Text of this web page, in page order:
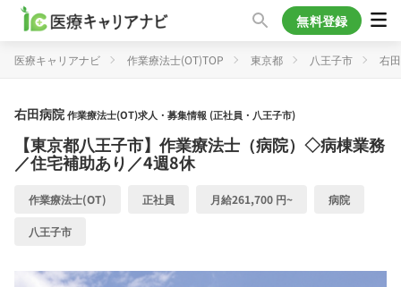
無料登録
医療キャリアナビ 作業療法士(OT)TOP 東京都 八王子市 右
右田病院作業療法士(OT)求人・募集情報 (正社員・八王子市)
【東京都八王子市】作業療法士（病院）◇病棟業務
／住宅補助あり／4週8休
作業療法士(OT) 正社員 月給261,700 円~ 病院
八王子市